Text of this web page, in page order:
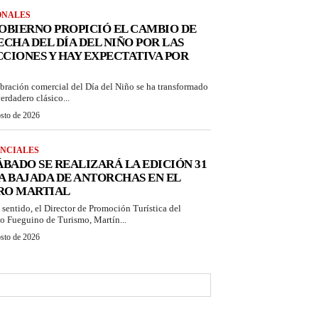
PROPICIÓ EL CAMBIO DE
DEL DÍA DEL NIÑO POR LAS
Y HAY EXPECTATIVA POR
comercial del Día del Niño se ha transformado
clásico...
de 2026
SE REALIZARÁ LA EDICIÓN 31
BAJADA DE ANTORCHAS EN EL
MARTIAL
sentido, el Director de Promoción Turística del
Fueguino de Turismo, Martín...
de 2026